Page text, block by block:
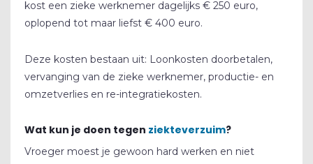
kost een zieke werknemer dagelijks € 250 euro,
oplopend tot maar liefst € 400 euro.
Deze kosten bestaan uit: Loonkosten doorbetalen,
vervanging van de zieke werknemer, productie- en
omzetverlies en re-integratiekosten.
Wat kun je doen tegen ziekteverzuim?
Vroeger moest je gewoon hard werken en niet